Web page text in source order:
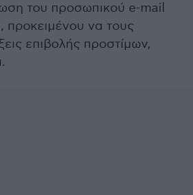
του προσωπικού e-mail
προκειμένου να τους
επιβολής προστίμων,